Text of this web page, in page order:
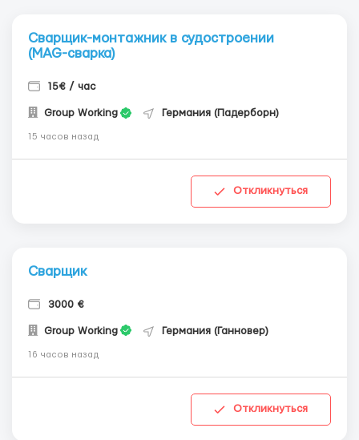
Сварщик-монтажник в судостроении
(MAG-сварка)
15€ / час
Group Working Германия (Падерборн)
15 часов назад
Откликнуться
Сварщик
3000 €
Group Working Германия (Ганновер)
16 часов назад
Откликнуться